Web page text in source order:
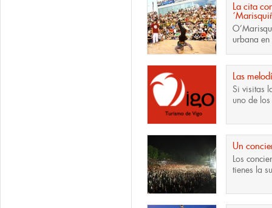
La cita
urbana
Las
Si visitas
uno de
Un
Los
tienes la